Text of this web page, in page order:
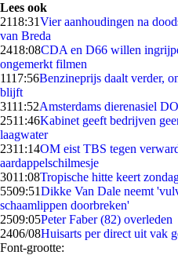
Lees ook
2118:31Vier aanhoudingen na
van Breda
2418:08CDA en D66 willen
ongemerkt filmen
1117:56Benzineprijs daalt verder,
blijft
3111:52Amsterdams dierenasiel
2511:46Kabinet geeft bedrijven
laagwater
2311:14OM eist TBS tegen
aardappelschilmesje
3011:08Tropische hitte keert
5509:51Dikke Van Dale neemt
schaamlippen doorbreken'
2509:05Peter Faber (82) overleden
2406/08Huisarts per direct uit vak
Font-grootte: